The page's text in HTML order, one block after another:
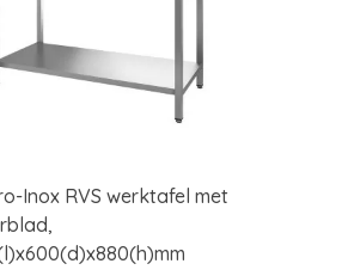
Inox RVS werktafel met